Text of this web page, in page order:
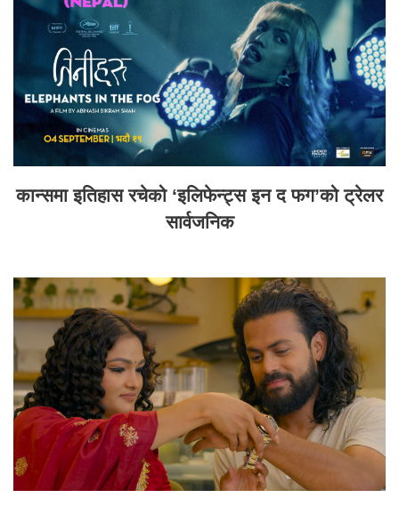
कान्समा इतिहास रचेको ‘इलिफेन्ट्स इन द फग’को ट्रेलर
सार्वजनिक